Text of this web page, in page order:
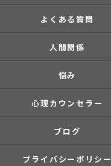
よくある質問
人間関係
悩み
心理カウンセラー
ブログ
プライバシーポリシー